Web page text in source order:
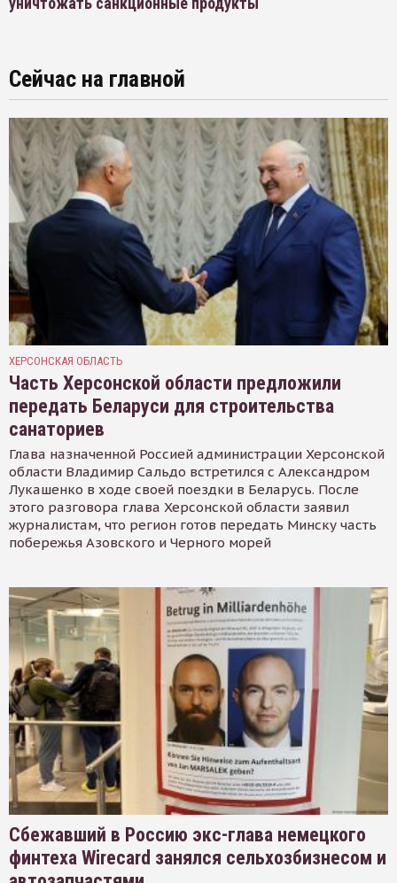
Сейчас на главной
ХЕРСОНСКАЯ ОБЛАСТЬ
Часть Херсонской области предложили
передать Беларуси для строительства
санаториев
Глава назначенной Россией администрации Херсонской
области Владимир Сальдо встретился с Александром
Лукашенко в ходе своей поездки в Беларусь. После
этого разговора глава Херсонской области заявил
журналистам, что регион готов передать Минску часть
побережья Азовского и Черного морей
Сбежавший в Россию экс-глава немецкого
финтеха Wirecard занялся сельхозбизнесом и